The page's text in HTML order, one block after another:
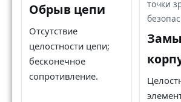
Обрыв цепи
Отсутствие
целостности цепи;
бесконечное
сопротивление.
точки